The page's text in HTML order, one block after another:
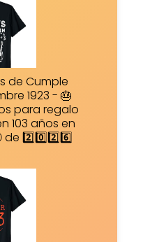
de Cumple
1923 - 🎂
para regalo
103 años en